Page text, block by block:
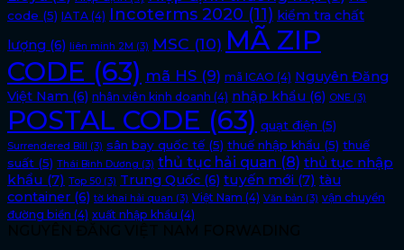
code (5) IATA (4) Incoterms 2020 (11) kiểm tra chất
lượng (6) liên minh 2M (3) MSC (10) MÃ ZIP
CODE (63) mã HS (9) mã ICAO (4) Nguyên Đăng
Việt Nam (6) nhân viên kinh doanh (4) nhập khẩu (6) ONE (3)
POSTAL CODE (63) quạt điện (5)
Surrendered Bill (3) sân bay quốc tế (5) thuế nhập khẩu (5) thuế
suất (5) Thái Bình Dương (3) thủ tục hải quan (8) thủ tục nhập
khẩu (7) Top 50 (3) Trung Quốc (6) tuyến mới (7) tàu
container (6) tờ khai hải quan (3) Việt Nam (4) Văn bản (3) vận chuyển
đường biển (4) xuất nhập khẩu (4)